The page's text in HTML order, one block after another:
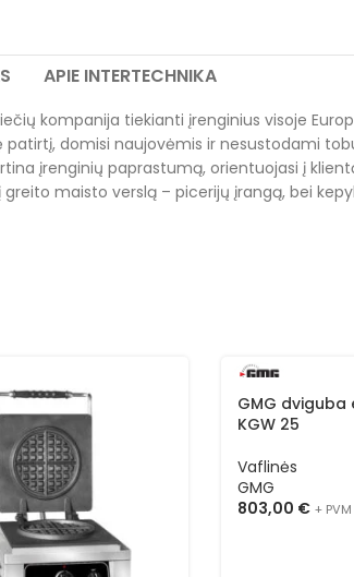
APIE INTERTECHNIKA
kompanija tiekianti įrenginius visoje
patirtį, domisi naujovėmis ir nesustodami
įrenginių paprastumą, orientuojasi į
maisto verslą – picerijų įrangą, bei
GMG dviguba
KGW 25
Vaflinės
GMG
803,00 € +